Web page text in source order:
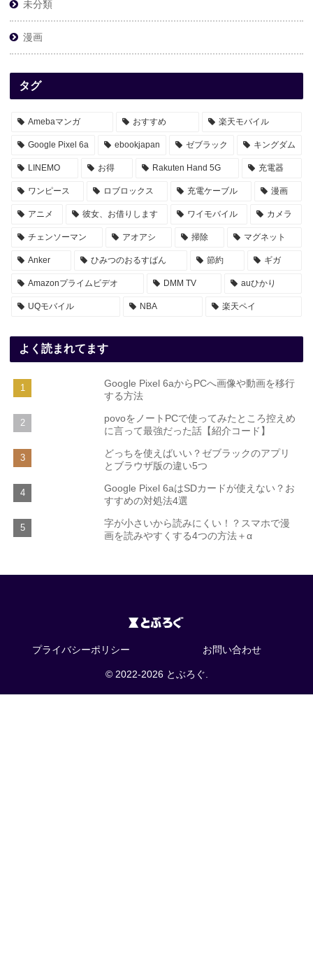
未分類
漫画
タグ
Amebaマンガ おすすめ 楽天モバイル
Google Pixel 6a ebookjapan ゼブラック キングダム
LINEMO お得 Rakuten Hand 5G 充電器
ワンピース ロブロックス 充電ケーブル 漫画
アニメ 彼女、お借りします ワイモバイル カメラ
チェンソーマン アオアシ 掃除 マグネット
Anker ひみつのおるすばん 節約 ギガ
Amazonプライムビデオ DMM TV auひかり
UQモバイル NBA 楽天ペイ
よく読まれてます
Google Pixel 6aからPCへ画像や動画を移行
する方法
povoをノートPCで使ってみたところ控えめ
に言って最強だった話【紹介コード】
どっちを使えばいい？ゼブラックのアプリ
とブラウザ版の違い5つ
Google Pixel 6aはSDカードが使えない？お
すすめの対処法4選
字が小さいから読みにくい！？スマホで漫
画を読みやすくする4つの方法＋α
プライバシーポリシー お問い合わせ
© 2022-2026 とぶろぐ.